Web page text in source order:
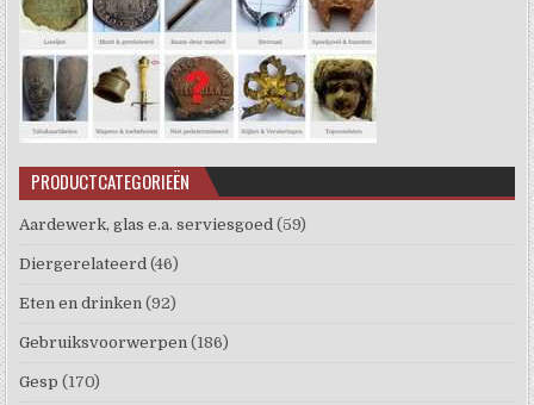
PRODUCTCATEGORIEËN
Aardewerk, glas e.a. serviesgoed (59)
Diergerelateerd (46)
Eten en drinken (92)
Gebruiksvoorwerpen (186)
Gesp (170)